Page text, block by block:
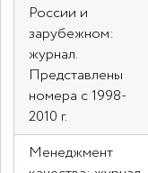
России и
зарубежном:
журнал.
Представлены
номера с 1998-
2010 г.
Менеджмент